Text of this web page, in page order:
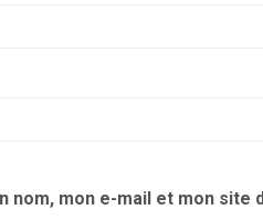
nom, mon e-mail et mon site